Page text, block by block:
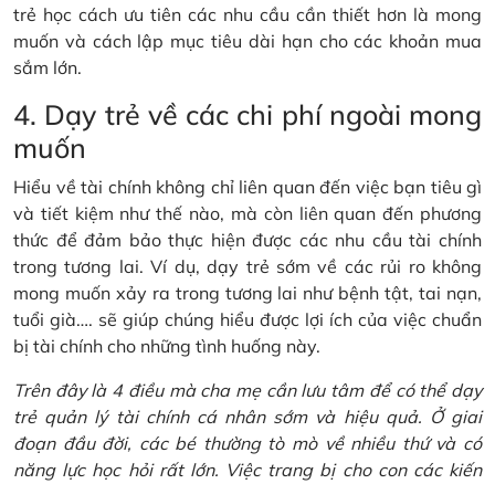
trẻ học cách ưu tiên các nhu cầu cần thiết hơn là mong
muốn và cách lập mục tiêu dài hạn cho các khoản mua
sắm lớn.
4. Dạy trẻ về các chi phí ngoài mong
muốn
Hiểu về tài chính không chỉ liên quan đến việc bạn tiêu gì
và tiết kiệm như thế nào, mà còn liên quan đến phương
thức để đảm bảo thực hiện được các nhu cầu tài chính
trong tương lai. Ví dụ, dạy trẻ sớm về các rủi ro không
mong muốn xảy ra trong tương lai như bệnh tật, tai nạn,
tuổi già…. sẽ giúp chúng hiểu được lợi ích của việc chuẩn
bị tài chính cho những tình huống này.
Trên đây là 4 điều mà cha mẹ cần lưu tâm để có thể dạy
trẻ quản lý tài chính cá nhân sớm và hiệu quả. Ở giai
đoạn đầu đời, các bé thường tò mò về nhiều thứ và có
năng lực học hỏi rất lớn. Việc trang bị cho con các kiến